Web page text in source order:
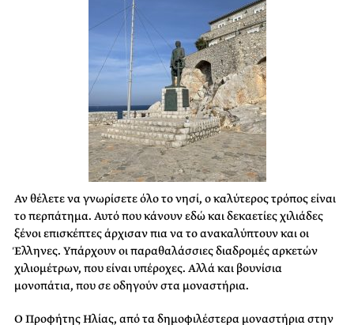
Αν θέλετε να γνωρίσετε όλο το νησί, ο καλύτερος τρόπος είναι
το περπάτημα. Αυτό που κάνουν εδώ και δεκαετίες χιλιάδες
ξένοι επισκέπτες άρχισαν πια να το ανακαλύπτουν και οι
Έλληνες. Υπάρχουν οι παραθαλάσσιες διαδρομές αρκετών
χιλιομέτρων, που είναι υπέροχες. Αλλά και βουνίσια
μονοπάτια, που σε οδηγούν στα μοναστήρια.
Ο Προφήτης Ηλίας, από τα δημοφιλέστερα μοναστήρια στην